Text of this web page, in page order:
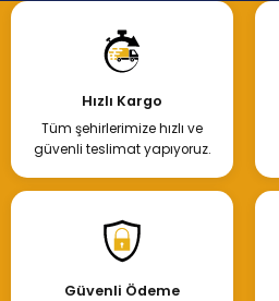
Hızlı Kargo
Tüm şehirlerimize hızlı ve
güvenli teslimat yapıyoruz.
Güvenli Ödeme